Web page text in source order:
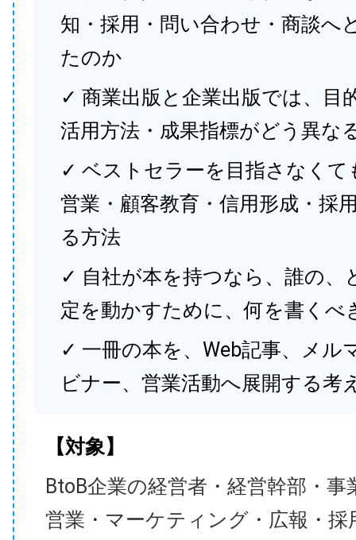
知・採用・問い合わせ・商談へ
たのか
✓ 商業出版と企業出版では、目
活用方法・成果指標がどう異な
✓ ベストセラーを目指さなくて
営業・顧客教育・信用形成・採
る方法
✓ 自社が本を持つなら、誰の、
定を動かすために、何を書くべ
✓ 一冊の本を、Web記事、メル
ビナー、営業活動へ展開する考
【対象】
BtoB企業の経営者・経営幹部・事
営業・マーケティング・広報・採